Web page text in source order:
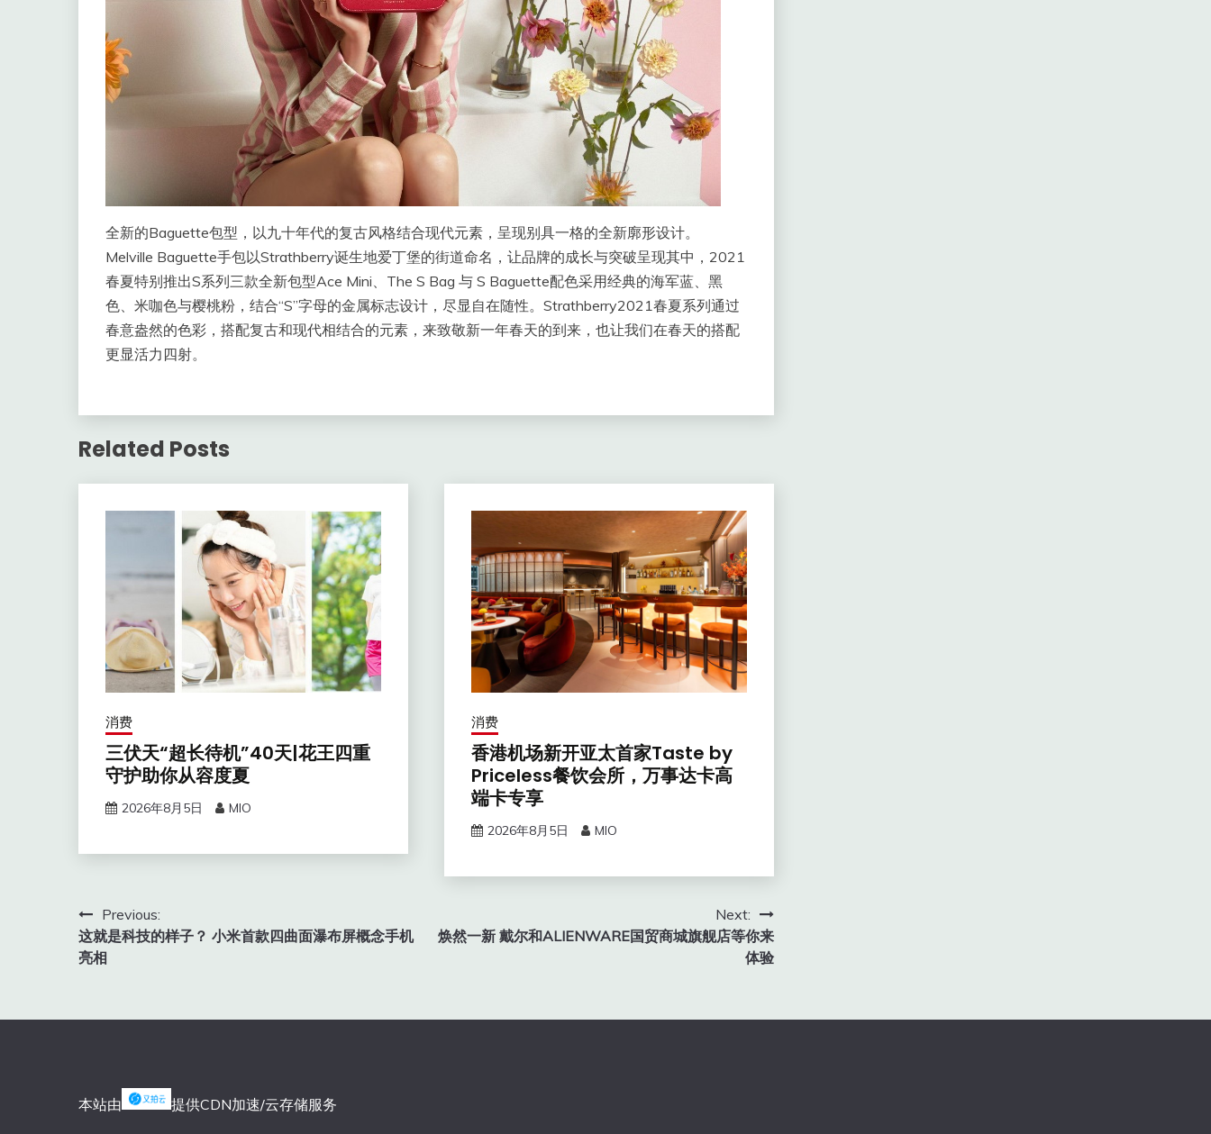
全新的Baguette包型，以九十年代的复古风格结合现代元素，呈现别具一格的全新廓形设计。
Melville Baguette手包以Strathberry诞生地爱丁堡的街道命名，让品牌的成长与突破呈现其中，2021
春夏特别推出S系列三款全新包型Ace Mini、The S Bag 与 S Baguette配色采用经典的海军蓝、黑
色、米咖色与樱桃粉，结合“S”字母的金属标志设计，尽显自在随性。Strathberry2021春夏系列通过
春意盎然的色彩，搭配复古和现代相结合的元素，来致敬新一年春天的到来，也让我们在春天的搭配
更显活力四射。
Related Posts
消费
三伏天“超长待机”40天|花王四重
守护助你从容度夏
2026年8月5日 MIO
消费
香港机场新开亚太首家Taste by
Priceless餐饮会所，万事达卡高
端卡专享
2026年8月5日 MIO
文
章
航
Previous:
这就是科技的样子？ 小米首款四曲面瀑布屏概念手机
亮相
Next:
焕然一新 戴尔和ALIENWARE国贸商城旗舰店等你来
体验
本站由 提供CDN加速/云存储服务